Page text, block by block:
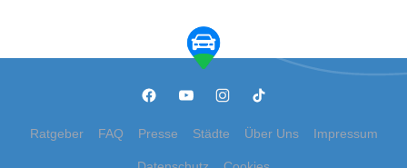
Ratgeber FAQ Presse Städte Über Uns Impressum